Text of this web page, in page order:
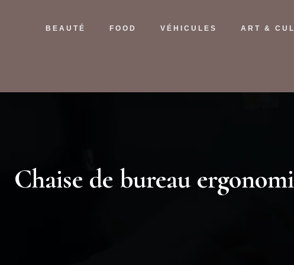
ART &
VÉHICULES
FOOD
BEAUTÉ
Chaise de bureau